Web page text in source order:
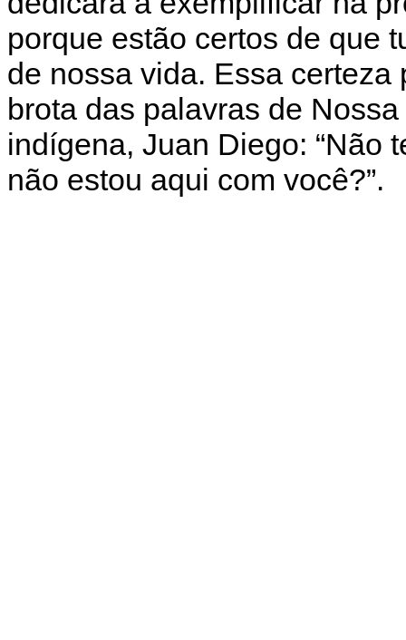
porque estão certos de que
de nossa vida. Essa
brota das palavras de
indígena, Juan Diego: “Não
não estou aqui com você?”.